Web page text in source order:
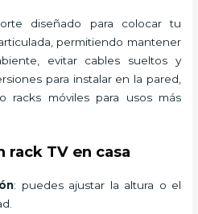
diseñado para colocar tu
permitiendo mantener
evitar cables sueltos y
para instalar en la pared,
racks móviles para usos más
rack TV en casa
: puedes ajustar la altura o el